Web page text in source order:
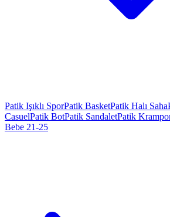
Patik Işıklı SporPatik BasketPatik Halı Saha
CasuelPatik BotPatik SandaletPatik
Bebe 21-25